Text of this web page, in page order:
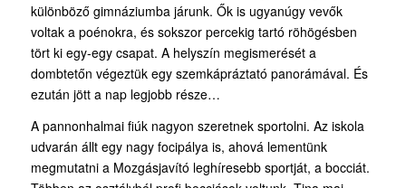
különböző gimnáziumba járunk. Ők is ugyanúgy vevők
voltak a poénokra, és sokszor percekig tartó röhögésben
tört ki egy-egy csapat. A helyszín megismerését a
dombtetőn végeztük egy szemkápráztató panorámával. És
ezután jött a nap legjobb része…
A pannonhalmai fiúk nagyon szeretnek sportolni. Az iskola
udvarán állt egy nagy focipálya is, ahová lementünk
megmutatni a Mozgásjavító leghíresebb sportját, a bocciát.